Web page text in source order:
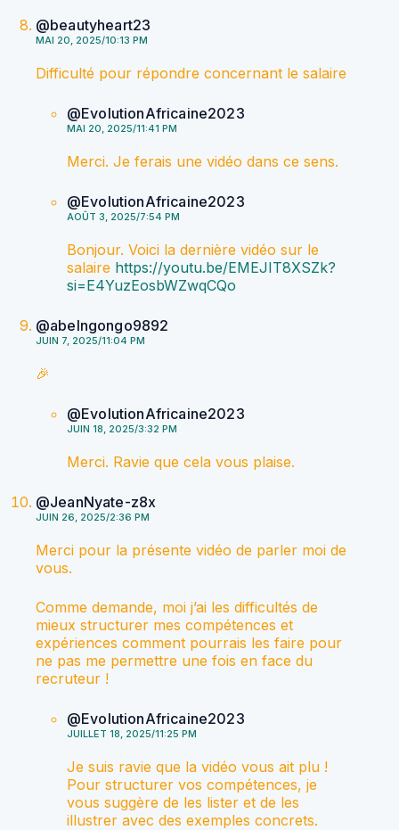
@beautyheart23
MAI 20, 2025/10:13 PM
Difficulté pour répondre concernant le salaire
@EvolutionAfricaine2023
MAI 20, 2025/11:41 PM
Merci. Je ferais une vidéo dans ce sens.
@EvolutionAfricaine2023
AOÛT 3, 2025/7:54 PM
Bonjour. Voici la dernière vidéo sur le
salaire https://youtu.be/EMEJIT8XSZk?
si=E4YuzEosbWZwqCQo
@abelngongo9892
JUIN 7, 2025/11:04 PM
🎉
@EvolutionAfricaine2023
JUIN 18, 2025/3:32 PM
Merci. Ravie que cela vous plaise.
@JeanNyate-z8x
JUIN 26, 2025/2:36 PM
Merci pour la présente vidéo de parler moi de
vous.
Comme demande, moi j’ai les difficultés de
mieux structurer mes compétences et
expériences comment pourrais les faire pour
ne pas me permettre une fois en face du
recruteur !
@EvolutionAfricaine2023
JUILLET 18, 2025/11:25 PM
Je suis ravie que la vidéo vous ait plu !
Pour structurer vos compétences, je
vous suggère de les lister et de les
illustrer avec des exemples concrets.